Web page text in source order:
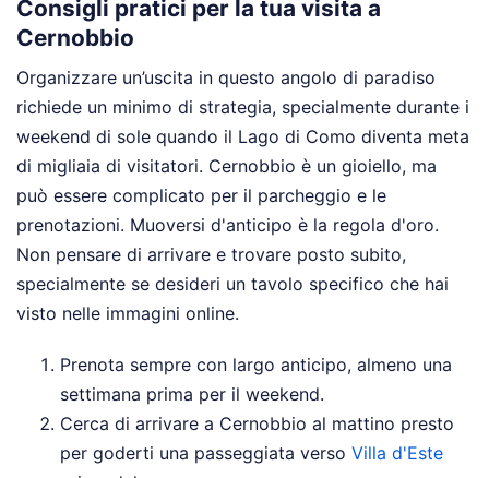
Consigli pratici per la tua visita a
Cernobbio
Organizzare un’uscita in questo angolo di paradiso
richiede un minimo di strategia, specialmente durante i
weekend di sole quando il Lago di Como diventa meta
di migliaia di visitatori. Cernobbio è un gioiello, ma
può essere complicato per il parcheggio e le
prenotazioni. Muoversi d'anticipo è la regola d'oro.
Non pensare di arrivare e trovare posto subito,
specialmente se desideri un tavolo specifico che hai
visto nelle immagini online.
Prenota sempre con largo anticipo, almeno una
settimana prima per il weekend.
Cerca di arrivare a Cernobbio al mattino presto
per goderti una passeggiata verso Villa d'Este